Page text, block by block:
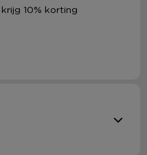
10% korting